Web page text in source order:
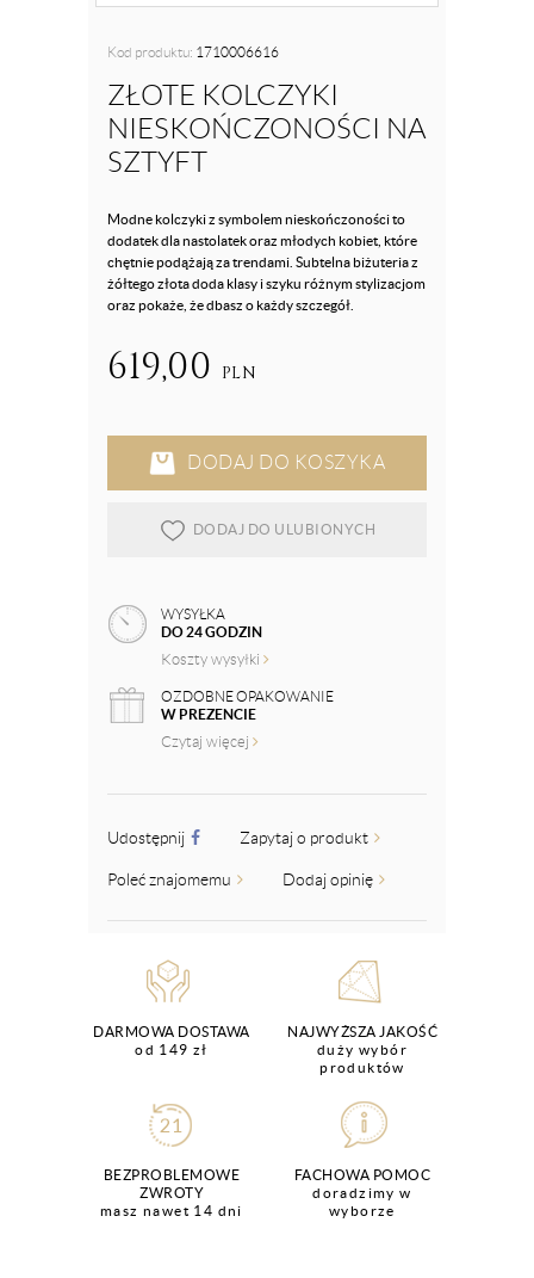
Kod produktu: 1710006616
ZŁOTE KOLCZYKI
NIESKOŃCZONOŚCI NA
SZTYFT
Modne kolczyki z symbolem nieskończoności to
dodatek dla nastolatek oraz młodych kobiet, które
chętnie podążają za trendami. Subtelna biżuteria z
żółtego złota doda klasy i szyku różnym stylizacjom
oraz pokaże, że dbasz o każdy szczegół.
619,00 PLN
DODAJ DO KOSZYKA
DODAJ DO ULUBIONYCH
WYSYŁKA
DO 24 GODZIN
Koszty wysyłki
OZDOBNE OPAKOWANIE
W PREZENCIE
Czytaj więcej
Udostępnij Zapytaj o produkt
Poleć znajomemu Dodaj opinię
DARMOWA DOSTAWA
od 149 zł
NAJWYŻSZA JAKOŚĆ
duży wybór
produktów
BEZPROBLEMOWE
ZWROTY
masz nawet 14 dni
FACHOWA POMOC
doradzimy w
wyborze